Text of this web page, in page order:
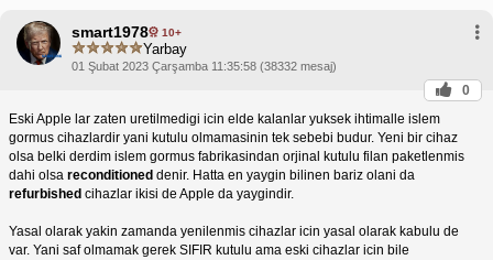
smart1978 10+
Yarbay
01 Şubat 2023 Çarşamba 11:35:58 (38332 mesaj)
0
Eski Apple lar zaten uretilmedigi icin elde kalanlar yuksek ihtimalle islem
gormus cihazlardir yani kutulu olmamasinin tek sebebi budur. Yeni bir cihaz
olsa belki derdim islem gormus fabrikasindan orjinal kutulu filan paketlenmis
dahi olsa reconditioned denir. Hatta en yaygin bilinen bariz olani da
refurbished cihazlar ikisi de Apple da yaygindir.
Yasal olarak yakin zamanda yenilenmis cihazlar icin yasal olarak kabulu de
var. Yani saf olmamak gerek SIFIR kutulu ama eski cihazlar icin bile